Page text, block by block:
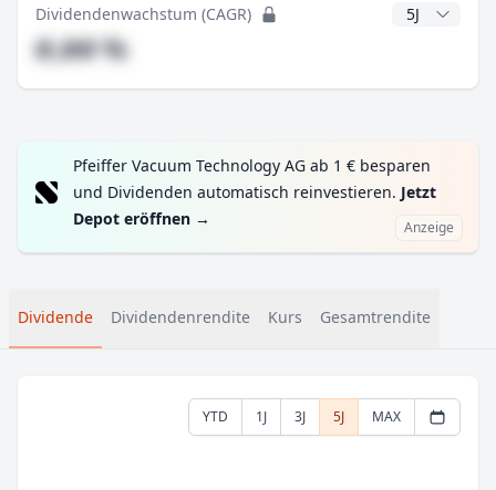
Dividendenwachstum (CAGR) CAGR Jahre
#,## %
Pfeiffer Vacuum Technology AG ab 1 € besparen
und Dividenden automatisch reinvestieren. Jetzt
Depot eröffnen → Anzeige
Dividende Dividendenrendite Kurs Gesamtrendite
YTD 1J 3J 5J MAX